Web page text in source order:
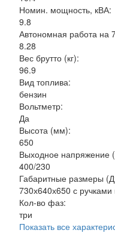
Номин. мощность, кВА:
9.8
Автономная работа на
8.28
Вес брутто (кг):
96.9
Вид топлива:
бензин
Вольтметр:
Да
Высота (мм):
650
Выходное напряжение
400/230
Габаритные размеры
730х640х650 с
Кол-во фаз:
три
Показать все